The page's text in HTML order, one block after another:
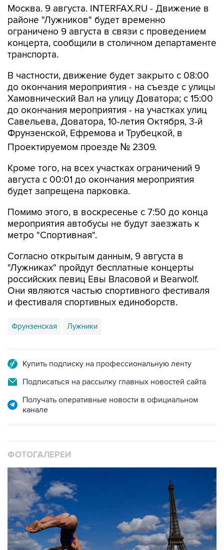
Москва. 9 августа. INTERFAX.RU - Движение в
районе "Лужников" будет временно
ограничено 9 августа в связи с проведением
концерта, сообщили в столичном департаменте
транспорта.
В частности, движение будет закрыто с 08:00
до окончания мероприятия - на съезде с улицы
Хамовнический Вал на улицу Доватора; с 15:00
до окончания мероприятия - на участках улиц
Савельева, Доватора, 10-летия Октября, 3-й
Фрунзенской, Ефремова и Трубецкой, в
Проектируемом проезде № 2309.
Кроме того, на всех участках ограничений 9
августа с 00:01 до окончания мероприятия
будет запрещена парковка.
Помимо этого, в воскресенье с 7:50 до конца
мероприятия автобусы не будут заезжать к
метро "Спортивная".
Согласно открытым данным, 9 августа в
"Лужниках" пройдут бесплатные концерты
российских певиц Евы Власовой и Bearwolf.
Они являются частью спортивного фестиваля
и фестиваля спортивных единоборств.
Фрунзенская Лужники
Купить подписку на профессиональную ленту
Подписаться на рассылку главных новостей сайта
Получать оперативные новости в официальном
канале
ФОТОГАЛЕРЕИ